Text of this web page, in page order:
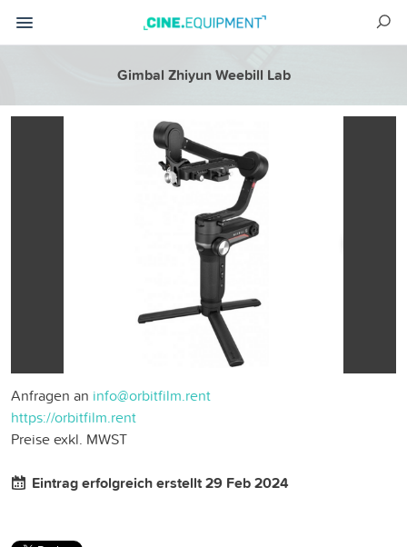
Gimbal Zhiyun Weebill Lab
Anfragen an info@orbitfilm.rent
https://orbitfilm.rent
Preise exkl. MWST
Eintrag erfolgreich erstellt 29 Feb 2024